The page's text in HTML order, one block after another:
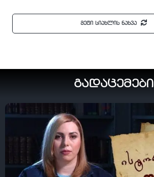
მეტი სიახლის ნახვა
გადაცემები